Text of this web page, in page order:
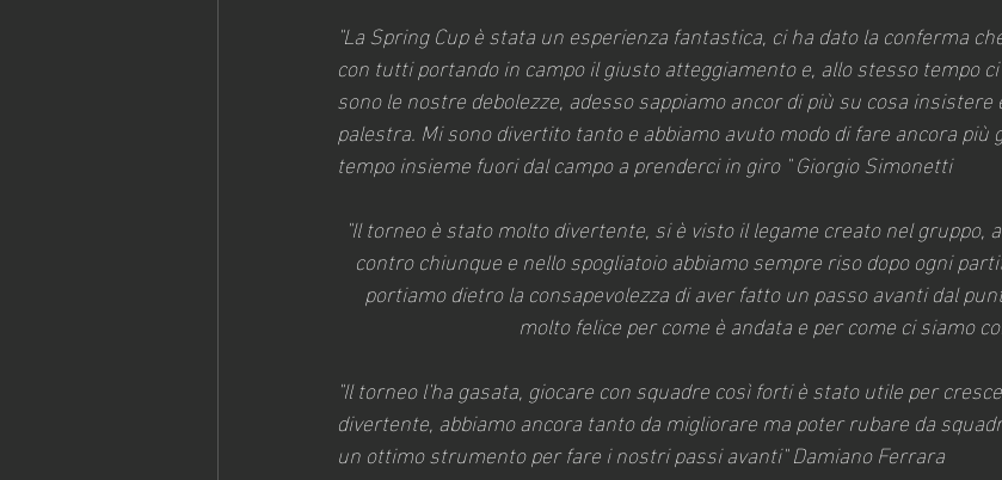
"La Spring Cup è stata un esperienza fantastica, ci ha dato la conferma
con tutti portando in campo il giusto atteggiamento e, allo stesso tempo
sono le nostre debolezze, adesso sappiamo ancor di più su cosa
palestra. Mi sono divertito tanto e abbiamo avuto modo di fare ancora
tempo insieme fuori dal campo a prenderci in giro " Giorgio Simonetti
"Il torneo è stato molto divertente, si è visto il legame creato nel gruppo,
contro chiunque e nello spogliatoio abbiamo sempre riso dopo ogni
portiamo dietro la consapevolezza di aver fatto un passo avanti dal
molto felice per come è andata e per come ci siamo
"Il torneo l'ha gasata, giocare con squadre così forti è stato utile per
divertente, abbiamo ancora tanto da migliorare ma poter rubare da
un ottimo strumento per fare i nostri passi avanti" Damiano Ferrara